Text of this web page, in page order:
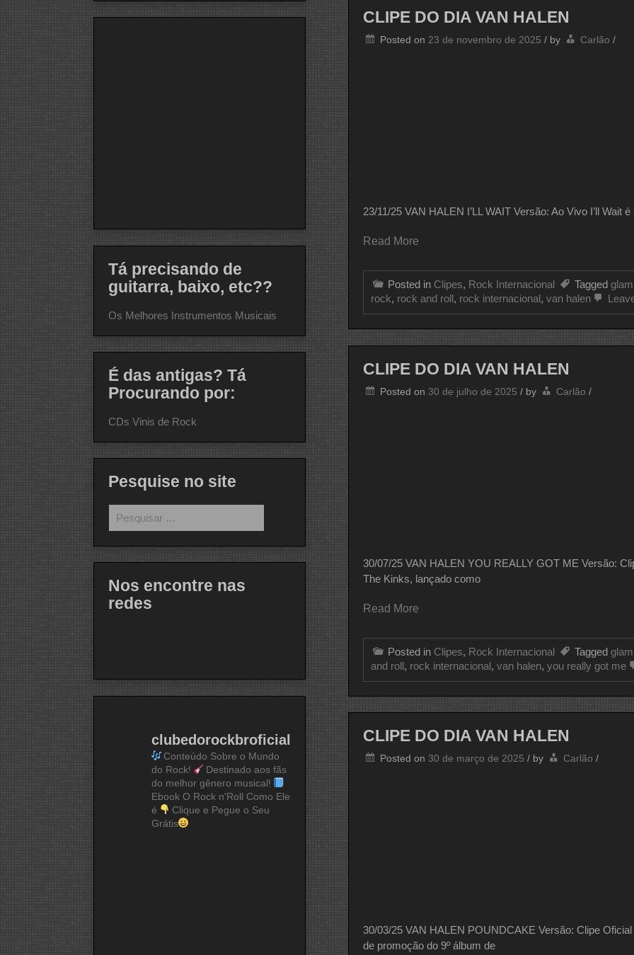
CLIPE DO DIA VAN HALEN
Posted on 23 de novembro de 2025 / by Carlão /
23/11/25 VAN HALEN I’LL WAIT Versão: Ao Vivo I’ll Wait
Read More
Posted in Clipes, Rock Internacional Tagged
rock, rock and roll, rock internacional, van halen
CLIPE DO DIA VAN HALEN
Posted on 30 de julho de 2025 / by Carlão /
30/07/25 VAN HALEN YOU REALLY GOT ME Versão:
The Kinks, lançado como
Read More
Posted in Clipes, Rock Internacional Tagged
and roll, rock internacional, van halen, you really got me
CLIPE DO DIA VAN HALEN
Posted on 30 de março de 2025 / by Carlão /
30/03/25 VAN HALEN POUNDCAKE Versão: Clipe
de promoção do 9º álbum de
Tá precisando de
guitarra, baixo, etc??
Os Melhores Instrumentos Musicais
É das antigas? Tá
Procurando por:
CDs Vinis de Rock
Pesquise no site
por:
Nos encontre nas
redes
clubedorockbroficial
Conteúdo Sobre o Mundo
do Rock!
Destinado aos fãs
do melhor gênero musical!
Ebook O Rock n'Roll Como Ele
é
Clique e Pegue o Seu
Grátis